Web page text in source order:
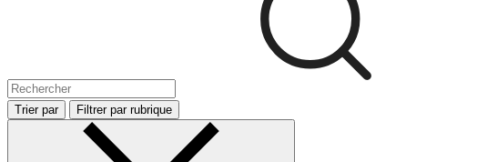
Trier par Filtrer par rubrique